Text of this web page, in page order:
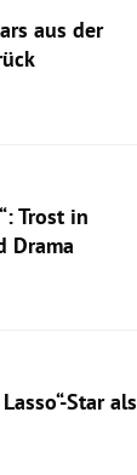
aus der
Trost in
Drama
Star als